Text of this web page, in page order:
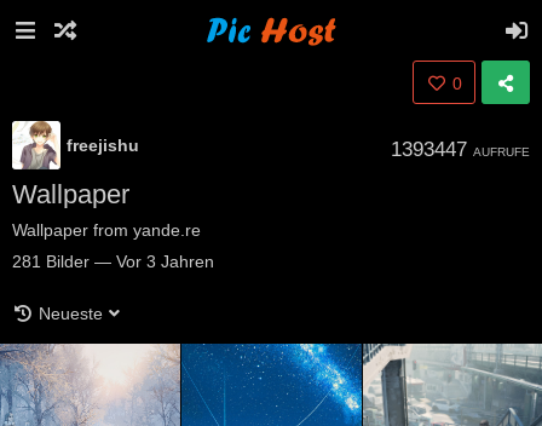
0
freejishu 1393447 AUFRUFE
Wallpaper
Wallpaper from yande.re
281 Bilder — Vor 3 Jahren
Neueste